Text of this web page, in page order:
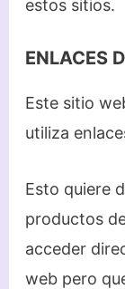
estos sitios.
ENLACES
Este sitio
utiliza
Esto quiere
productos
acceder
web pero